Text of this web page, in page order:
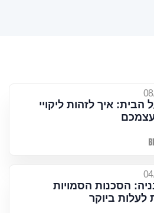
הבית: איך לזהות ליקויי
הסכנות הסמויות
לעלות ביוקר